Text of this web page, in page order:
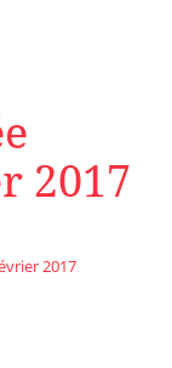
2017
2017